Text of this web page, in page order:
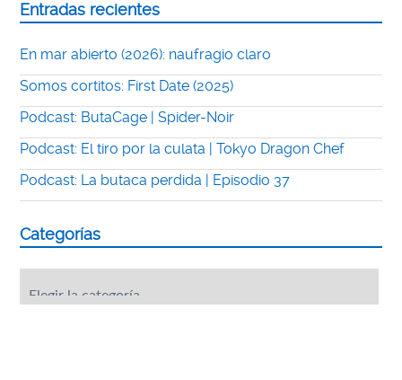
Entradas recientes
En mar abierto (2026): naufragio claro
Somos cortitos: First Date (2025)
Podcast: ButaCage | Spider-Noir
Podcast: El tiro por la culata | Tokyo Dragon Chef
Podcast: La butaca perdida | Episodio 37
Categorías